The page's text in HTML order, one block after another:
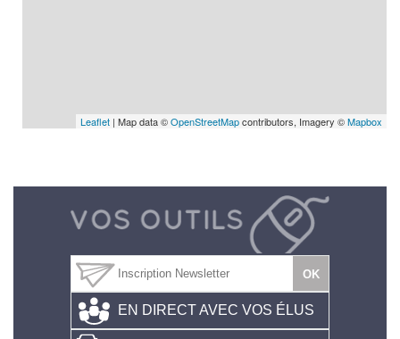
Leaflet | Map data ©OpenStreetMapcontributors, Imagery ©Mapbox
EN DIRECT AVEC VOS ÉLUS